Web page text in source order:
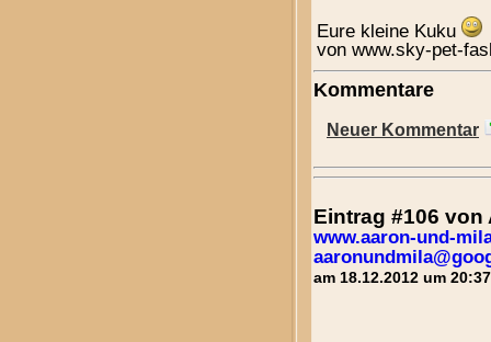
Eure kleine Kuku
von www.sky-pet-
Kommentare
Neuer Kommentar
Eintrag #106
www.aaron-und-
am 18.12.2012 um